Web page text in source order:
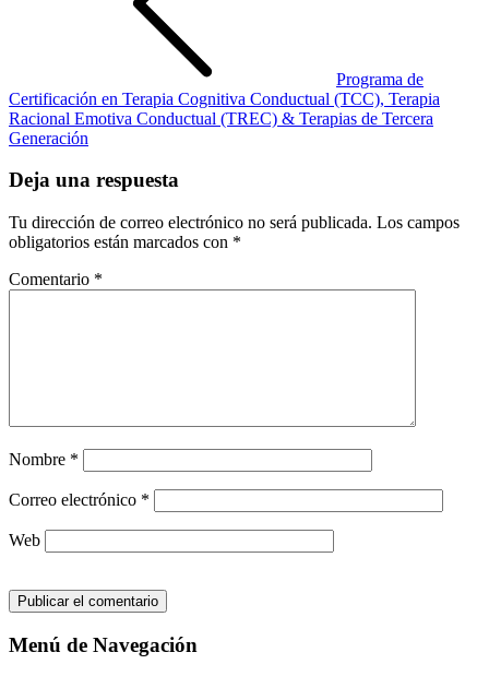
Programa de
Certificación en Terapia Cognitiva Conductual (TCC), Terapia
Racional Emotiva Conductual (TREC) & Terapias de Tercera
Generación
Deja una respuesta
Tu dirección de correo electrónico no será publicada. Los campos
obligatorios están marcados con *
Comentario *
Nombre *
Correo electrónico *
Web
Menú de Navegación